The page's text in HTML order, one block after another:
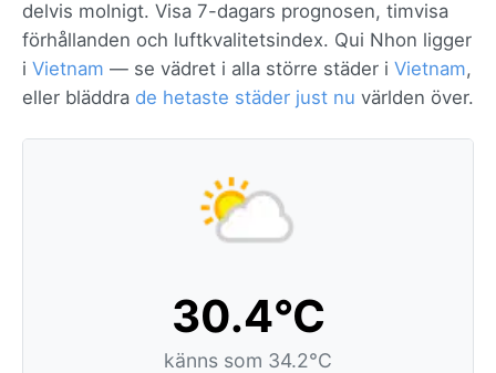
delvis molnigt. Visa 7-dagars prognosen, timvisa
förhållanden och luftkvalitetsindex. Qui Nhon ligger
i Vietnam — se vädret i alla större städer i Vietnam,
eller bläddra de hetaste städer just nu världen över.
30.4°C
känns som 34.2°C